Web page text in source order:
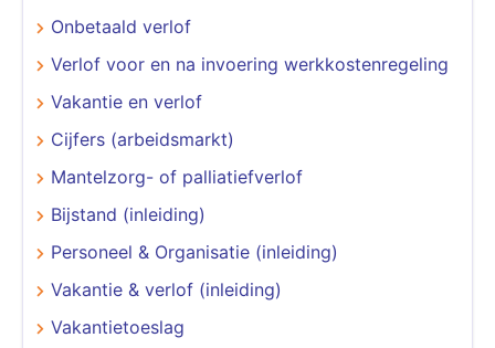
Onbetaald verlof
Verlof voor en na invoering werkkostenregeling
Vakantie en verlof
Cijfers (arbeidsmarkt)
Mantelzorg- of palliatiefverlof
Bijstand (inleiding)
Personeel & Organisatie (inleiding)
Vakantie & verlof (inleiding)
Vakantietoeslag